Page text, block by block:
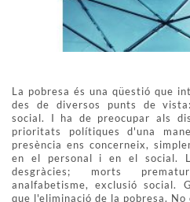
La pobresa és una qüestió que
des de diversos punts de
social. I ha de preocupar als
prioritats polítiques d'una
presència ens concerneix,
en el personal i en el social.
desgràcies; morts
analfabetisme, exclusió social.
que l'eliminació de la pobresa. No